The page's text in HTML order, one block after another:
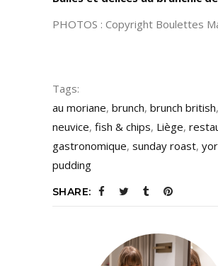
PHOTOS : Copyright Boulettes
Tags:
au moriane, brunch, brunch british,
neuvice, fish & chips, Liège,
gastronomique, sunday roast,
pudding
SHARE: